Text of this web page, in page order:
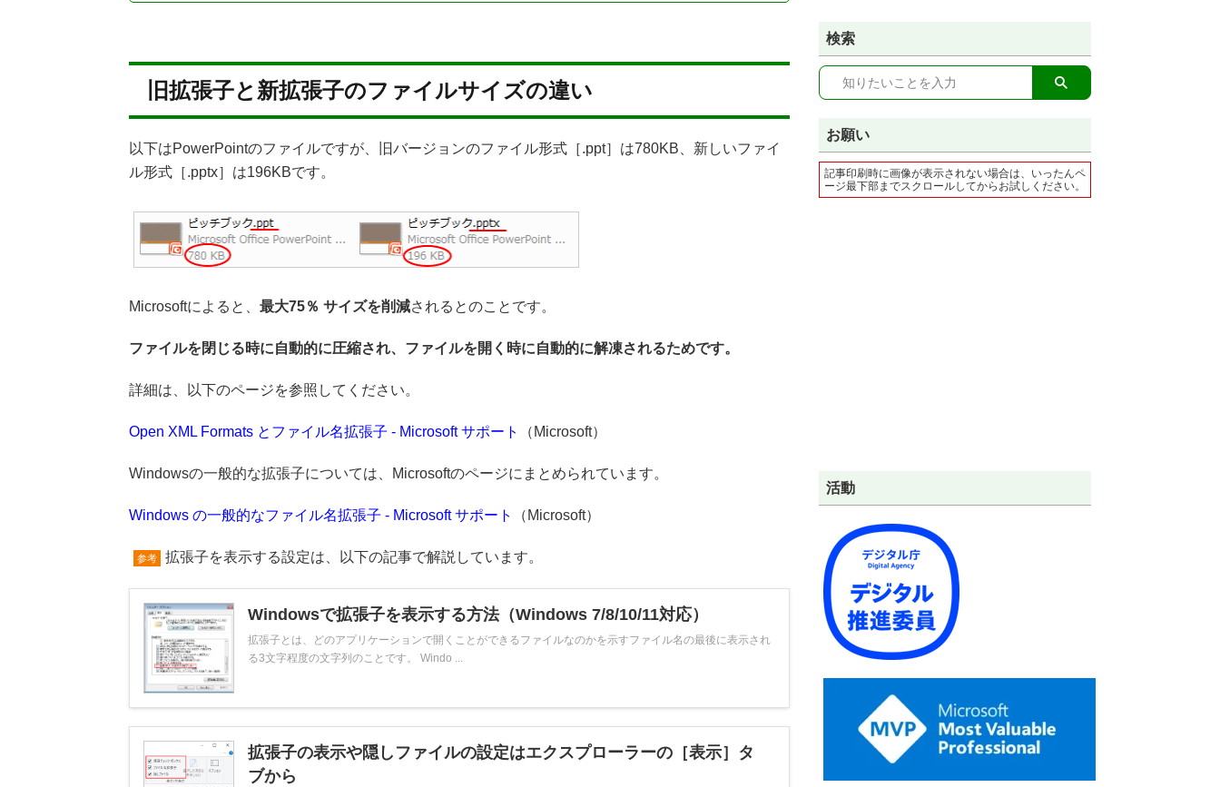
旧拡張子と新拡張子のファイルサイズの違い
以下はPowerPointのファイルですが、旧バージョンのファイル形式［.ppt］は780KB、新しいファイ
ル形式［.pptx］は196KBです。
Microsoftによると、 最大75％ サイズを削減されるとのことです。
ファイルを閉じる時に自動的に圧縮され、ファイルを開く時に自動的に解凍されるためです。
詳細は、以下のページを参照してください。
Open XML Formats とファイル名拡張子 - Microsoft サポート （Microsoft）
Windowsの一般的な拡張子については、Microsoftのページにまとめられています。
Windows の一般的なファイル名拡張子 - Microsoft サポート （Microsoft）
参考 拡張子を表示する設定は、以下の記事で解説しています。
Windowsで拡張子を表示する方法（Windows 7/8/10/11対応）
拡張子とは、どのアプリケーションで開くことができるファイルなのかを示すファイル名の最後に表示され
る3文字程度の文字列のことです。 Windo ...
拡張子の表示や隠しファイルの設定はエクスプローラーの［表示］タ
ブから
検索
お願い
記事印刷時に画像が表示されない場合は、いったんペ
ージ最下部までスクロールしてからお試しください。
活動